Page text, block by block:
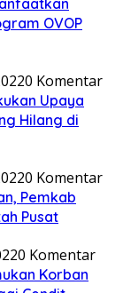
OVOP
0 Komentar
Upaya
Hilang di
0 Komentar
Pemkab
Pusat
0 Komentar
Korban